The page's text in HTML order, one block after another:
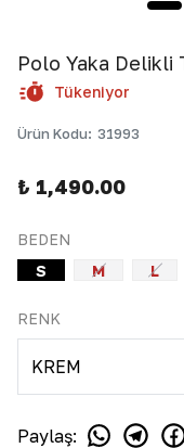
Polo Yaka Delikli
Tükeniyor
Ürün Kodu: 31993
₺ 1,490.00
BEDEN
S
M L
RENK
Paylaş: